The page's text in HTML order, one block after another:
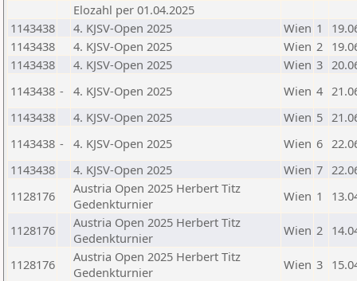
Elozahl per 01.04.2025
1143438
4. KJSV-Open 2025 Wien 1
1143438
4. KJSV-Open 2025 Wien 2
1143438
4. KJSV-Open 2025 Wien 3
1143438 - 4. KJSV-Open 2025 Wien 4
1143438
4. KJSV-Open 2025 Wien 5
1143438 - 4. KJSV-Open 2025 Wien 6
1143438
4. KJSV-Open 2025 Wien 7
1128176
Austria Open 2025 Herbert Titz
Gedenkturnier
Wien 1
1128176
Austria Open 2025 Herbert Titz
Gedenkturnier
Wien 2
1128176
Austria Open 2025 Herbert Titz
Gedenkturnier
Wien 3